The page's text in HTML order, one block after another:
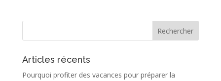
Articles récents
Pourquoi profiter des vacances pour préparer la